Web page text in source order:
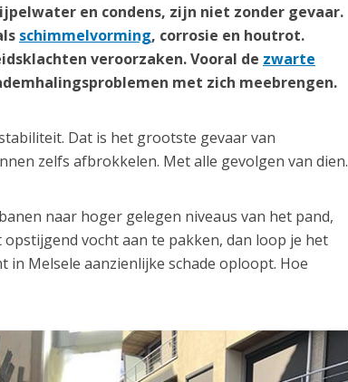
en condens, zijn niet zonder gevaar.
schimmelvorming, corrosie en houtrot.
veroorzaken. Vooral de zwarte
met zich meebrengen.
Dat is het grootste gevaar van
zelfs afbrokkelen. Met alle gevolgen van dien.
naar hoger gelegen niveaus van het pand,
vocht aan te pakken, dan loop je het
Melsele aanzienlijke schade oploopt. Hoe